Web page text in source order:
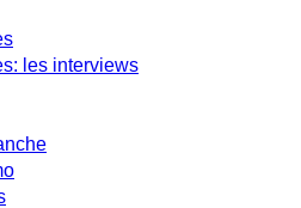
les interviews